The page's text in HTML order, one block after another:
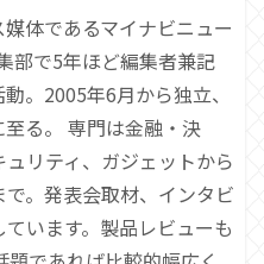
体であるマイナビニュー
部で5年ほど編集者兼記
。2005年6月から独立、
る。 専門は金融・決
リティ、ガジェットから
。発表会取材、インタビ
います。製品レビューも